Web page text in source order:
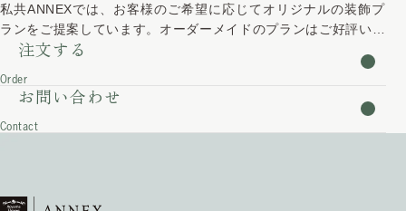
私共ANNEXでは、お客様のご希望に応じてオリジナルの装飾プ
ランをご提案しています。オーダーメイドのプランはご好評いた
だいているのですが、「予算感がわからなくて・・・」「事前に
イメージ写真を上長に見せたくて・・・」というご質問をお客様
よりいただくことがあります。せっかくお花を楽しみたいと思わ
れているお客様が少しでもスムーズに社内調整が進められるよう
桜商品のラ
注文する
Order
お問い合わせ
Contact